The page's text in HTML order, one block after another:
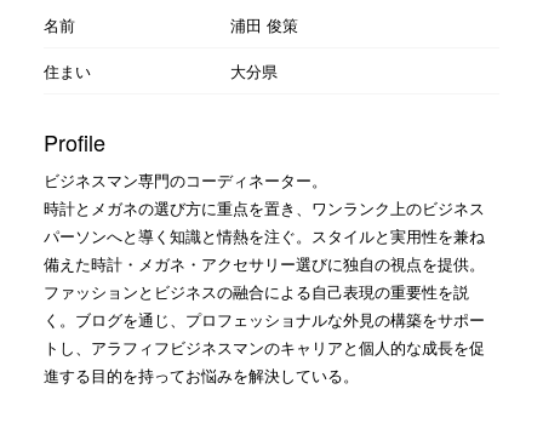
名前
浦田 俊策
住まい
大分県
Profile
ビジネスマン専門のコーディネーター。
時計とメガネの選び方に重点を置き、ワンランク上のビジネス
パーソンへと導く知識と情熱を注ぐ。スタイルと実用性を兼ね
備えた時計・メガネ・アクセサリー選びに独自の視点を提供。
ファッションとビジネスの融合による自己表現の重要性を説
く。ブログを通じ、プロフェッショナルな外見の構築をサポー
トし、アラフィフビジネスマンのキャリアと個人的な成長を促
進する目的を持ってお悩みを解決している。